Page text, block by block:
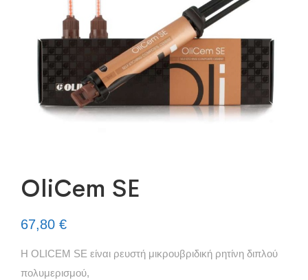
OliCem SE
67,80 €
H OLICEM SE είναι ρευστή μικρουβριδική ρητίνη διπλού
πολυμερισμού,